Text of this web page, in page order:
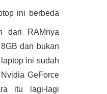
ini berbeda
dari RAMnya
dan bukan
ini sudah
GeForce
itu lagi-lagi